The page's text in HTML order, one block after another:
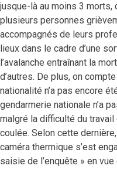
jusque-là au moins 3
plusieurs personnes
accompagnés de leurs
lieux dans le cadre d’une
l’avalanche entraînant la
d’autres. De plus, on
nationalité n’a pas encore
gendarmerie nationale n’a
malgré la difficulté du
coulée. Selon cette
caméra thermique s’est
saisie de l’enquête » en